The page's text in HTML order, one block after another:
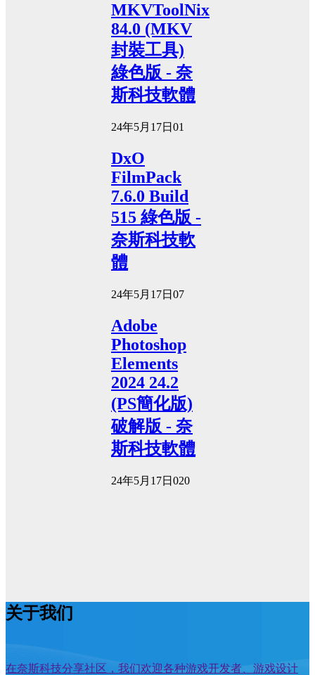
MKVToolNix
84.0 (MKV
封裝工具)
綠色版 - 奈
斯科技軟體
24年5月17日 01
DxO
FilmPack
7.6.0 Build
515 綠色版 -
奈斯科技軟
體
24年5月17日 07
Adobe
Photoshop
Elements
2024 24.2
(PS簡化版)
破解版 - 奈
斯科技軟體
24年5月17日 020
关于我们
在奈斯科技分享社区，我们欢迎各种游戏开发者、游戏设计